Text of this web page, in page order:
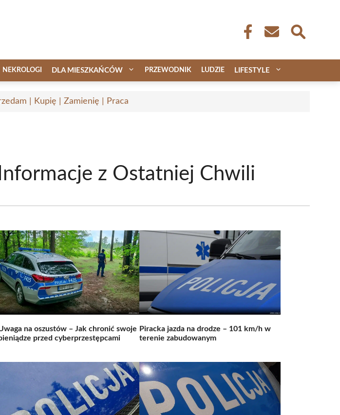
NEKROLOGI DLA MIESZKAŃCÓW PRZEWODNIK LUDZIE LIFESTYLE
| Kupię | Zamienię | Praca
z Ostatniej Chwili
na oszustów – Jak chronić swoje
przed cyberprzestępcami
Piracka jazda na drodze – 101 km/h w
terenie zabudowanym